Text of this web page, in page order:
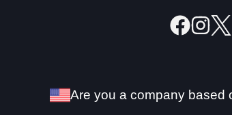
Are you a company based